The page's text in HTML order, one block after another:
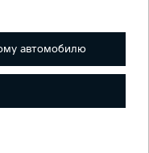
автомобилю
трейд-ин